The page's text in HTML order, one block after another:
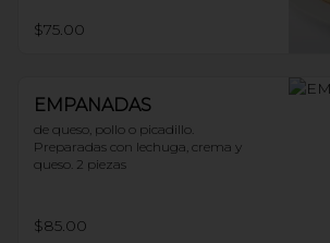
$75.00
EMPANADAS
de queso, pollo o picadillo.
Preparadas con lechuga, crema y
queso. 2 piezas
$85.00